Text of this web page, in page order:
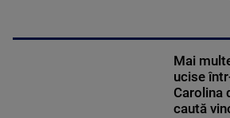
Mai
ucise
Carolina
caută